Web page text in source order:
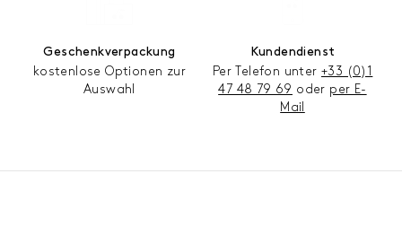
Geschenkverpackung
kostenlose Optionen zur
Auswahl
Kundendienst
Per Telefon unter +33 (0)1
47 48 79 69 oder per E-
Mail